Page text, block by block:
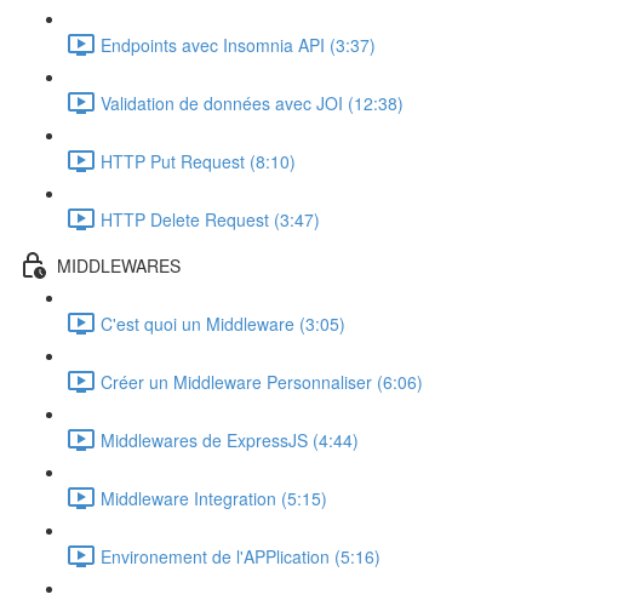
Endpoints avec Insomnia API (3:37)
Validation de données avec JOI (12:38)
HTTP Put Request (8:10)
HTTP Delete Request (3:47)
MIDDLEWARES
C'est quoi un Middleware (3:05)
Créer un Middleware Personnaliser (6:06)
Middlewares de ExpressJS (4:44)
Middleware Integration (5:15)
Environement de l'APPlication (5:16)